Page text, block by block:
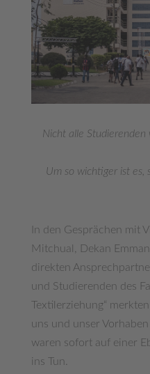
Nicht alle Studierenden
Um so wichtiger ist es,
In den Gesprächen mit
Mitchual, Dekan
direkten
und Studierenden des
Textilerziehung“
uns und unser
waren sofort auf einer
ins Tun.